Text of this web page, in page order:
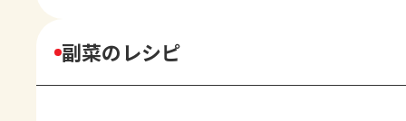
副菜のレシピ